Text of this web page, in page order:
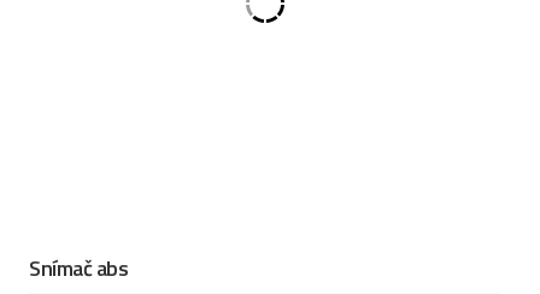
Snímač abs